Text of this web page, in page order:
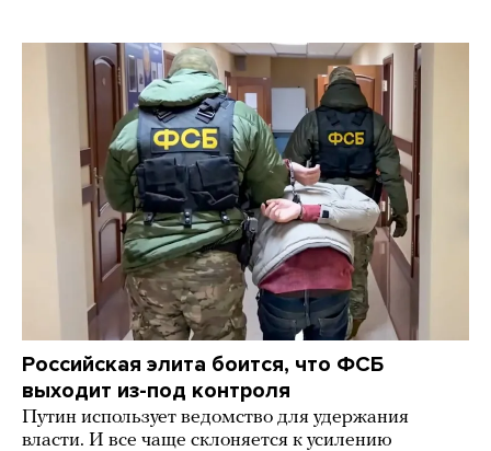
Российская элита боится, что ФСБ
выходит из-под контроля
Путин использует ведомство для удержания
власти. И все чаще склоняется к усилению